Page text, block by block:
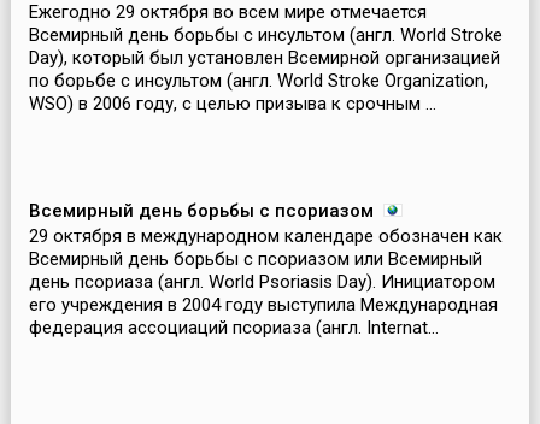
Ежегодно 29 октября во всем мире отмечается
Всемирный день борьбы с инсультом (англ. World Stroke
Day), который был установлен Всемирной организацией
по борьбе с инсультом (англ. World Stroke Organization,
WSO) в 2006 году, с целью призыва к срочным ...
Всемирный день борьбы с псориазом
29 октября в международном календаре обозначен как
Всемирный день борьбы с псориазом или Всемирный
день псориаза (англ. World Psoriasis Day). Инициатором
его учреждения в 2004 году выступила Международная
федерация ассоциаций псориаза (англ. Internat...